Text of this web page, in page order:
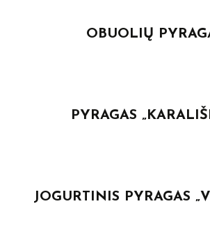
OBUOLIŲ
PYRAGAS
JOGURTINIS PYRAGAS